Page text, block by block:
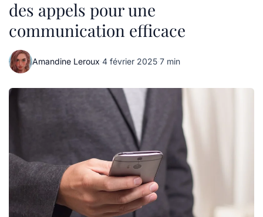
des appels pour une
communication efficace
Amandine Leroux·4 février 2025·7 min